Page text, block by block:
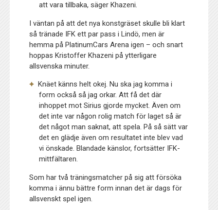
att vara tillbaka, säger Khazeni.
I väntan på att det nya konstgräset skulle bli klart
så tränade IFK ett par pass i Lindö, men är
hemma på PlatinumCars Arena igen – och snart
hoppas Kristoffer Khazeni på ytterligare
allsvenska minuter.
Knäet känns helt okej. Nu ska jag komma i
form också så jag orkar. Att få det där
inhoppet mot Sirius gjorde mycket. Även om
det inte var någon rolig match för laget så är
det något man saknat, att spela. På så sätt var
det en glädje även om resultatet inte blev vad
vi önskade. Blandade känslor, fortsätter IFK-
mittfältaren.
Som har två träningsmatcher på sig att försöka
komma i ännu bättre form innan det är dags för
allsvenskt spel igen.